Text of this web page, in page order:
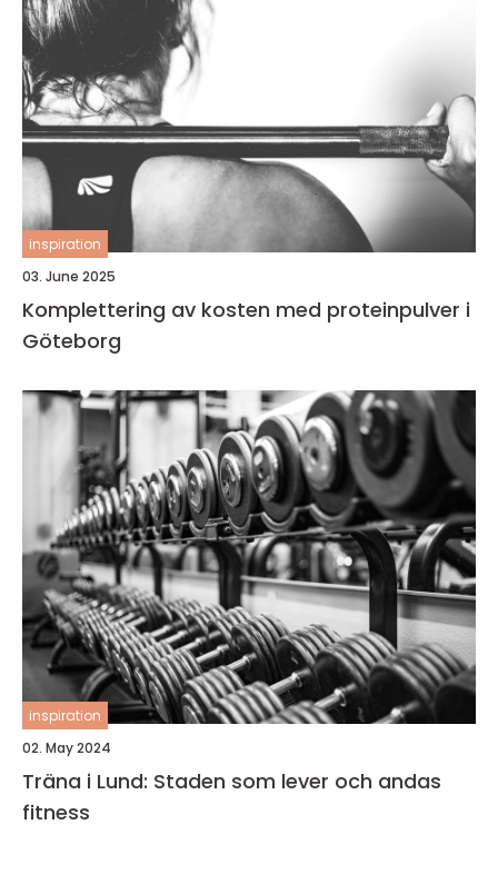
inspiration
03. June 2025
Komplettering av kosten med proteinpulver i
Göteborg
inspiration
02. May 2024
Träna i Lund: Staden som lever och andas
fitness